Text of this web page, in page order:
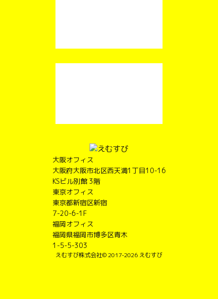
大阪オフィス
大阪府大阪市北区西天満1丁目10-16
KSビル別館 3階
東京オフィス
東京都新宿区新宿
7-20-6-1F
福岡オフィス
福岡県福岡市博多区青木
1-5-5-303
えむすび株式会社© 2017-2026 えむすび